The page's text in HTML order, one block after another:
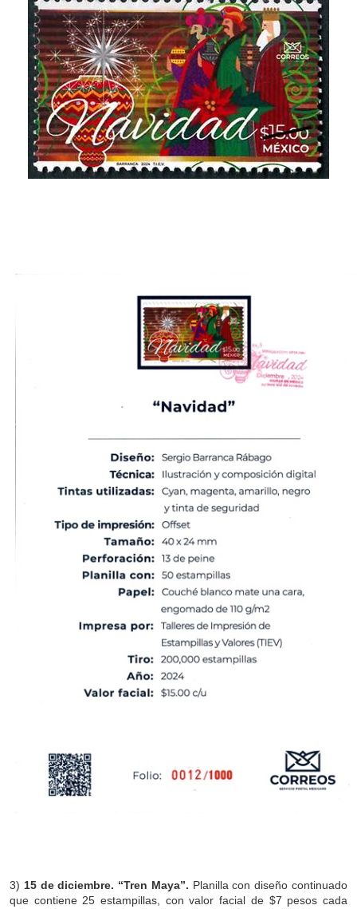
3) 15 de diciembre. “Tren Maya”. Planilla con diseño continuado
que contiene 25 estampillas, con valor facial de $7 pesos cada